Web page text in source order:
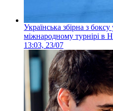
Українська збірна з
міжнародному турнірі в
13:03, 23/07